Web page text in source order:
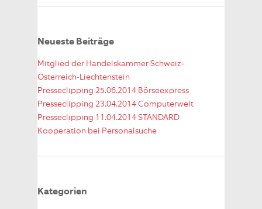
Neueste Beiträge
Mitglied der Handelskammer Schweiz-
Österreich-Liechtenstein
Presseclipping 25.06.2014 Börseexpress
Presseclipping 23.04.2014 Computerwelt
Presseclipping 11.04.2014 STANDARD
Kooperation bei Personalsuche
Kategorien